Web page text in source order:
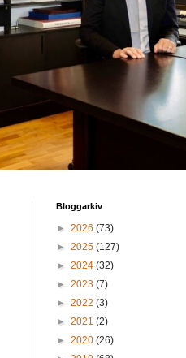
Bloggarkiv
► 2026 (73)
► 2025 (127)
► 2024 (32)
► 2023 (7)
► 2022 (3)
► 2021 (2)
► 2020 (26)